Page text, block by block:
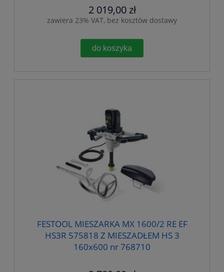
2 019,00 zł
zawiera 23% VAT, bez kosztów dostawy
do koszyka
FESTOOL MIESZARKA MX 1600/2 RE EF
HS3R 575818 Z MIESZADŁEM HS 3
160x600 nr 768710